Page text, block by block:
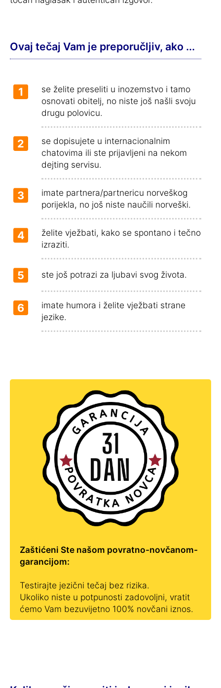
Ovaj tečaj Vam je preporučljiv, ako ...
1
se želite preseliti u inozemstvo i tamo
osnovati obitelj, no niste još našli svoju
drugu polovicu.
2
se dopisujete u internacionalnim
chatovima ili ste prijavljeni na nekom
dejting servisu.
3
imate partnera/partnericu norveškog
porijekla, no još niste naučili norveški.
4
želite vježbati, kako se spontano i tečno
izraziti.
5 ste još potrazi za ljubavi svog života.
6
imate humora i želite vježbati strane
jezike.
Zaštićeni Ste našom povratno-novčanom-
garancijom:
Testirajte jezični tečaj bez rizika.
Ukoliko niste u potpunosti zadovoljni, vratit
ćemo Vam bezuvijetno 100% novčani iznos.